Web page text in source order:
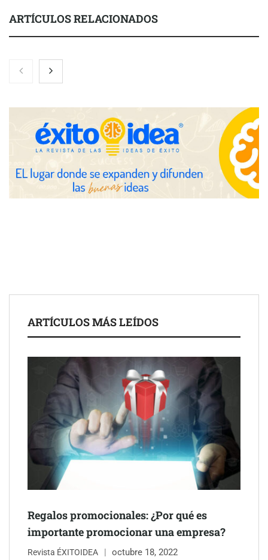
ARTÍCULOS RELACIONADOS
Nicols presenta seis modelos de anillos de compromiso para el
eclipse solar del 12 de agosto
Zoomex mejora su Strategy Center con herramientas
avanzadas para trading estratégico
COMPALISS de LYSOTRIC: cuando un solo producto multiplica
las posibilidades del salón profesional
Schaeffler mejora su rentabilidad en el primer semestre de 2026
NOVA: innovación y diseño que transforman espacios de la
mano de Tormo Franquicias
ARTÍCULOS MÁS LEÍDOS
Regalos promocionales: ¿Por qué es
importante promocionar una empresa?
Revista ÉXITOIDEA octubre 18, 2022